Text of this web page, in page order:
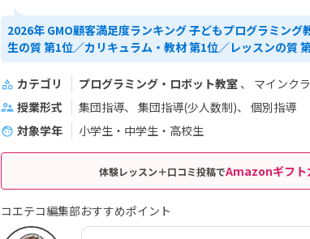
2026年 GMO顧客満足度ランキング 子どもプログラミング
生の質 第1位／カリキュラム・教材 第1位／レッスンの質
カテゴリ プログラミング・ロボット教室
マインク
授業形式
集団指導 集団指導(少人数制)
個別指導
対象学年
小学生・中学生・高校生
体験レッスン＋口コミ投稿でAmazonギフト
コエテコ編集部おすすめポイント